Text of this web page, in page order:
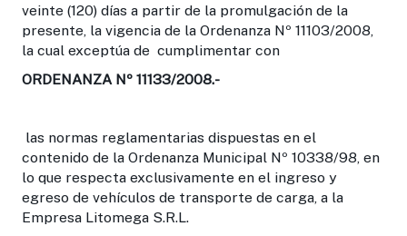
veinte (120) días a partir de la promulgación de la
presente, la vigencia de la Ordenanza Nº 11103/2008,
la cual exceptúa de cumplimentar con
ORDENANZA Nº 11133/2008.-
las normas reglamentarias dispuestas en el
contenido de la Ordenanza Municipal Nº 10338/98, en
lo que respecta exclusivamente en el ingreso y
egreso de vehículos de transporte de carga, a la
Empresa Litomega S.R.L.